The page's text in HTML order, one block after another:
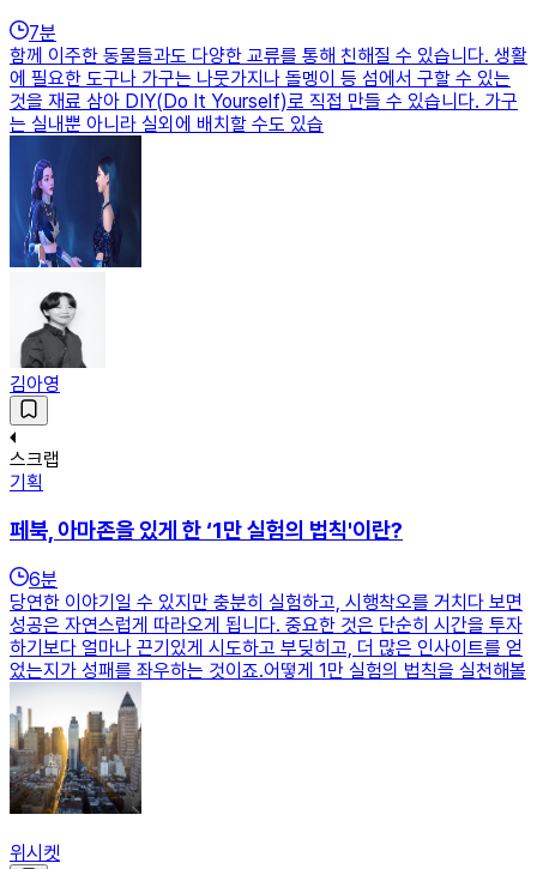
7분
함께 이주한 동물들과도 다양한 교류를 통해 친해질 수 있습니다. 생활
에 필요한 도구나 가구는 나뭇가지나 돌멩이 등 섬에서 구할 수 있는
것을 재료 삼아 DIY(Do It Yourself)로 직접 만들 수 있습니다. 가구
는 실내뿐 아니라 실외에 배치할 수도 있습
김아영
스크랩
기획
페북, 아마존을 있게 한 ‘1만 실험의 법칙'이란?
6분
당연한 이야기일 수 있지만 충분히 실험하고, 시행착오를 거치다 보면
성공은 자연스럽게 따라오게 됩니다. 중요한 것은 단순히 시간을 투자
하기보다 얼마나 끈기있게 시도하고 부딪히고, 더 많은 인사이트를 얻
었는지가 성패를 좌우하는 것이죠.어떻게 1만 실험의 법칙을 실천해볼
위시켓